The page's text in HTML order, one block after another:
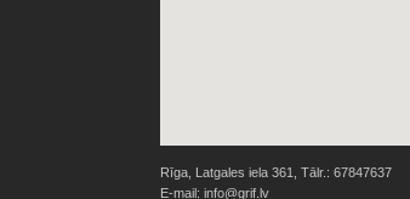
Rīga, Latgales iela 361, Tālr.: 67847637
E-mail: info@grif.lv